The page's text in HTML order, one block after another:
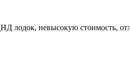
невысокую стоимость,